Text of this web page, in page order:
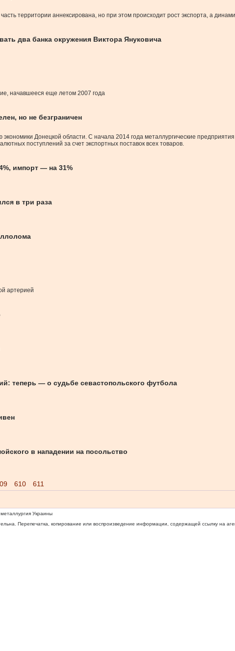
территории аннексирована, но при этом происходит рост экспорта, а
два банка окружения Виктора Януковича
начавшееся еще летом 2007 года
но не безграничен
Донецкой области. С начала 2014 года металлургические
поступлений за счет экспортных поставок всех товаров.
импорт — на 31%
в три раза
артерией
теперь — о судьбе севастопольского футбола
в нападении на посольство
610 611
Украины
Перепечатка, копирование или воспроизведение информации, содержащей ссылку на